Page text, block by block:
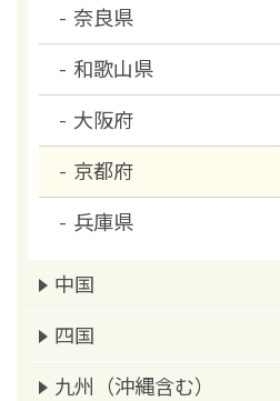
奈良県
和歌山県
大阪府
京都府
兵庫県
中国
四国
九州（沖縄含む）